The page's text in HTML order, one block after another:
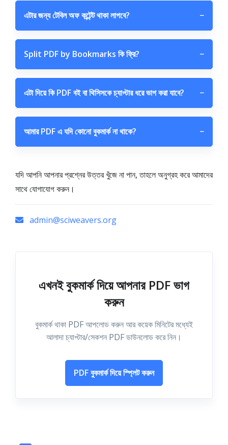
এটার জন্য টেবিল অফ কন্টেন্ট থাকা লাগবে? −
Split PDF by Bookmarks কি ফ্রি? −
এটা দিয়ে কি PDF বই বা থিসিসকে চ্যাপ্টার ধরে ভাগ করা যাবে? −
আমার PDF এ যদি কোনো বুকমার্ক না থাকে? −
যদি আপনি আপনার প্রশ্নের উত্তর খুঁজে না পান, তাহলে অনুগ্রহ করে আমাদের
সাথে যোগাযোগ করুন।
admin@sciweavers.org
এখনই বুকমার্ক দিয়ে আপনার PDF ভাগ
করুন
বুকমার্ক থাকা PDF আপলোড করুন আর কয়েক মিনিটের মধ্যেই
আলাদা চ্যাপ্টার/সেকশন PDF ডাউনলোড করে নিন।
PDF বুকমার্ক দিয়ে স্প্লিট করুন